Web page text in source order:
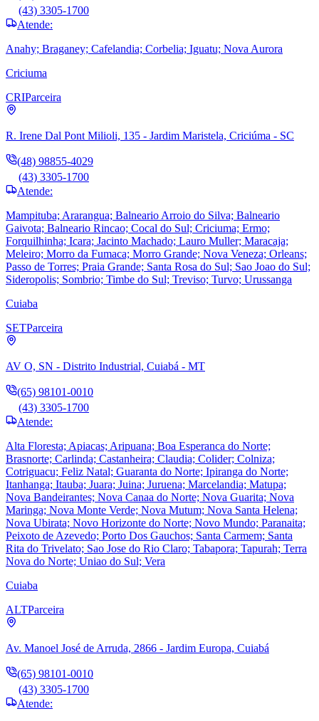
(43) 3305-1700
Atende:
Anahy; Braganey; Cafelandia; Corbelia; Iguatu; Nova Aurora
Criciuma
CRIParceira
R. Irene Dal Pont Milioli, 135 - Jardim Maristela, Criciúma - SC
(48) 98855-4029
(43) 3305-1700
Atende:
Mampituba; Ararangua; Balneario Arroio do Silva; Balneario
Gaivota; Balneario Rincao; Cocal do Sul; Criciuma; Ermo;
Forquilhinha; Icara; Jacinto Machado; Lauro Muller; Maracaja;
Meleiro; Morro da Fumaca; Morro Grande; Nova Veneza; Orleans;
Passo de Torres; Praia Grande; Santa Rosa do Sul; Sao Joao do Sul;
Sideropolis; Sombrio; Timbe do Sul; Treviso; Turvo; Urussanga
Cuiaba
SETParceira
AV O, SN - Distrito Industrial, Cuiabá - MT
(65) 98101-0010
(43) 3305-1700
Atende:
Alta Floresta; Apiacas; Aripuana; Boa Esperanca do Norte;
Brasnorte; Carlinda; Castanheira; Claudia; Colider; Colniza;
Cotriguacu; Feliz Natal; Guaranta do Norte; Ipiranga do Norte;
Itanhanga; Itauba; Juara; Juina; Juruena; Marcelandia; Matupa;
Nova Bandeirantes; Nova Canaa do Norte; Nova Guarita; Nova
Maringa; Nova Monte Verde; Nova Mutum; Nova Santa Helena;
Nova Ubirata; Novo Horizonte do Norte; Novo Mundo; Paranaita;
Peixoto de Azevedo; Porto Dos Gauchos; Santa Carmem; Santa
Rita do Trivelato; Sao Jose do Rio Claro; Tabapora; Tapurah; Terra
Nova do Norte; Uniao do Sul; Vera
Cuiaba
ALTParceira
Av. Manoel José de Arruda, 2866 - Jardim Europa, Cuiabá
(65) 98101-0010
(43) 3305-1700
Atende: